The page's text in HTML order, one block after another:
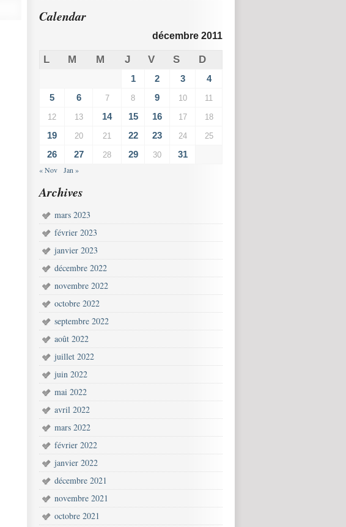
Calendar
décembre 2011
L M M J V S D
1 2 3
4
5
6 7 8 9 10 11
12 13 14 15 16 17 18
19 20 21 22 23 24 25
26 27 28 29 30 31
« Nov Jan »
Archives
mars 2023
février 2023
janvier 2023
décembre 2022
novembre 2022
octobre 2022
septembre 2022
août 2022
juillet 2022
juin 2022
mai 2022
avril 2022
mars 2022
février 2022
janvier 2022
décembre 2021
novembre 2021
octobre 2021